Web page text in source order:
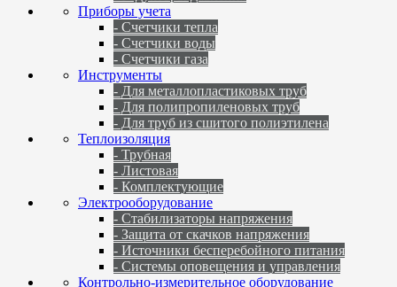
Приборы учета
- Счетчики тепла
- Счетчики воды
- Счетчики газа
Инструменты
- Для металлопластиковых труб
- Для полипропиленовых труб
- Для труб из сшитого полиэтилена
Теплоизоляция
- Трубная
- Листовая
- Комплектующие
Электрооборудование
- Стабилизаторы напряжения
- Защита от скачков напряжения
- Источники бесперебойного питания
- Системы оповещения и управления
Контрольно-измерительное оборудование